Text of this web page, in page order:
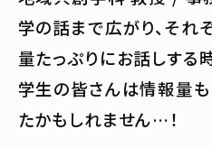
学の話まで広がり、それ
量たっぷりにお話しする
学生の皆さんは情報量も
たかもしれません…！